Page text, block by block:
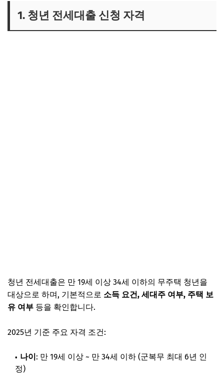
2. 전세대출 금리와 이자 혜택
1. 청년 전세대출 신청 자격
청년 전세대출은 만 19세 이상 34세 이하의 무주택 청년을
대상으로 하며, 기본적으로 소득 요건, 세대주 여부, 주택 보
유 여부 등을 확인합니다.
2025년 기준 주요 자격 조건:
나이: 만 19세 이상 ~ 만 34세 이하 (군복무 최대 6년 인
정)